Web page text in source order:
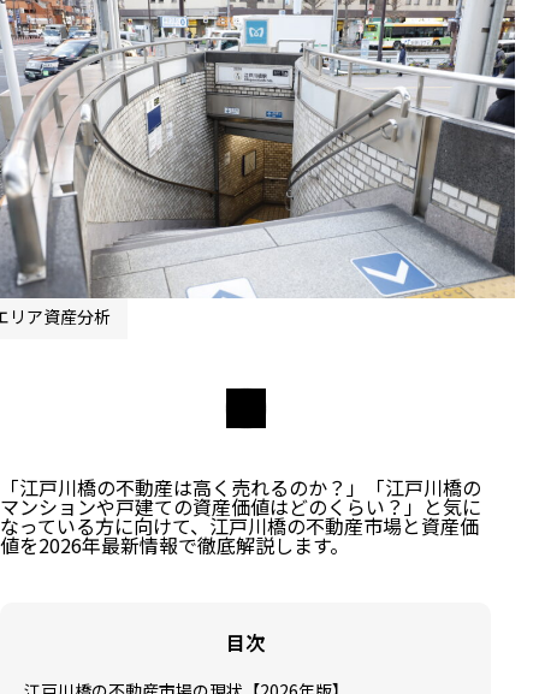
リア資産分析
「江戸川橋の不動産は高く売れるのか？」「江戸川橋の
マンションや戸建ての資産価値はどのくらい？」と気に
なっている方に向けて、江戸川橋の不動産市場と資産価
値を2026年最新情報で徹底解説します。
目次